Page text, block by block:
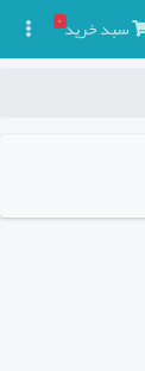
سبدخرید۰